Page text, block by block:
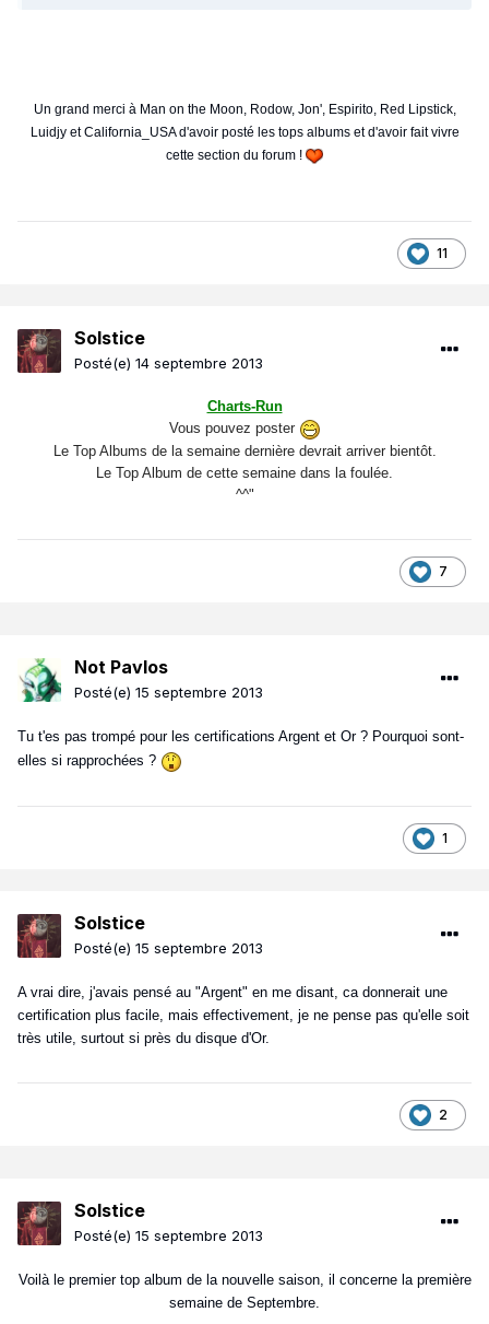
Un grand merci à Man on the Moon, Rodow, Jon', Espirito, Red Lipstick,
Luidjy et California_USA d'avoir posté les tops albums et d'avoir fait vivre
cette section du forum !
11
Solstice
Posté(e) 14 septembre 2013
Charts-Run
Vous pouvez poster
Le Top Albums de la semaine dernière devrait arriver bientôt.
Le Top Album de cette semaine dans la foulée.
^^"
7
Not Pavlos
Posté(e) 15 septembre 2013
Tu t'es pas trompé pour les certifications Argent et Or ? Pourquoi sont-
elles si rapprochées ?
1
Solstice
Posté(e) 15 septembre 2013
A vrai dire, j'avais pensé au "Argent" en me disant, ca donnerait une
certification plus facile, mais effectivement, je ne pense pas qu'elle soit
très utile, surtout si près du disque d'Or.
2
Solstice
Posté(e) 15 septembre 2013
Voilà le premier top album de la nouvelle saison, il concerne la première
semaine de Septembre.